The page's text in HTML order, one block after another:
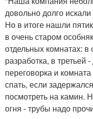
довольно долго
Но в итоге нашли
в очень старом
отдельных комнатах:
разработка, в
переговорка и
спать, если
посмотреть на камин.
огня - трубы надо